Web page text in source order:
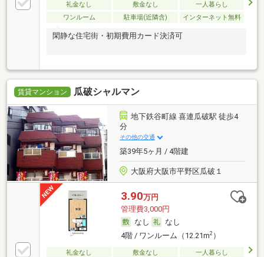
礼金なし 敷金なし
一人暮らし
ワンルーム
駐車場(近隣含) インターネット無料
閑静な住宅街・初期費用カード決済可
賃貸マンション 瓜破シャルマン
地下鉄谷町線 喜連瓜破駅 徒歩4
分
その他の交通
築39年5ヶ月 / 4階建
大阪府大阪市平野区瓜破１
3.90万円
管理費3,000円
なし
なし
4階 / ワンルーム（12.21m2）
礼金なし 敷金なし
一人暮らし